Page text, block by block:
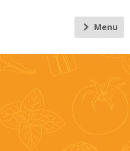
Menu